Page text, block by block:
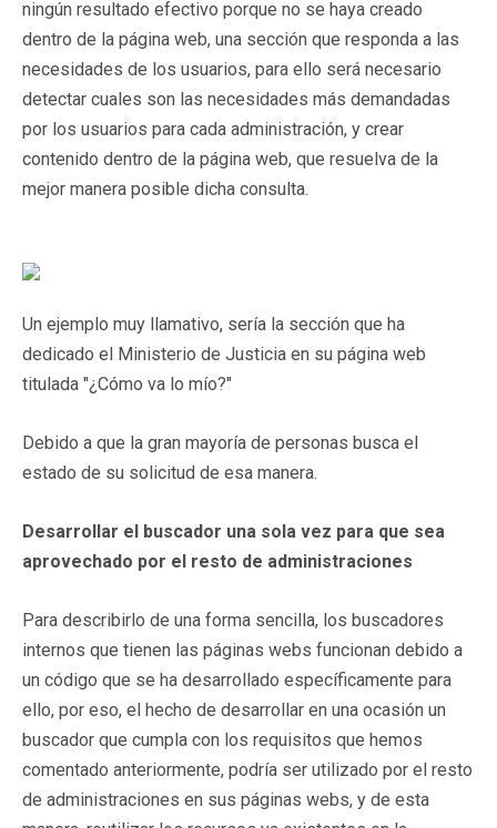
ningún resultado efectivo porque no se haya creado
dentro de la página web, una sección que responda a las
necesidades de los usuarios, para ello será necesario
detectar cuales son las necesidades más demandadas
por los usuarios para cada administración, y crear
contenido dentro de la página web, que resuelva de la
mejor manera posible dicha consulta.
Un ejemplo muy llamativo, sería la sección que ha
dedicado el Ministerio de Justicia en su página web
titulada "¿Cómo va lo mío?"
Debido a que la gran mayoría de personas busca el
estado de su solicitud de esa manera.
Desarrollar el buscador una sola vez para que sea
aprovechado por el resto de administraciones
Para describirlo de una forma sencilla, los buscadores
internos que tienen las páginas webs funcionan debido a
un código que se ha desarrollado específicamente para
ello, por eso, el hecho de desarrollar en una ocasión un
buscador que cumpla con los requisitos que hemos
comentado anteriormente, podría ser utilizado por el resto
de administraciones en sus páginas webs, y de esta